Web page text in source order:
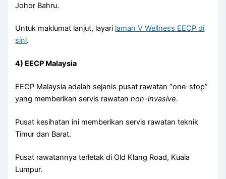
Johor Bahru.
Untuk maklumat lanjut, layari laman V Wellness EECP di
sini.
4) EECP Malaysia
EECP Malaysia adalah sejanis pusat rawatan “one-stop”
yang memberikan servis rawatannon-invasive.
Pusat kesihatan ini memberikan servis rawatan teknik
Timur dan Barat.
Pusat rawatannya terletak di Old Klang Road, Kuala
Lumpur.